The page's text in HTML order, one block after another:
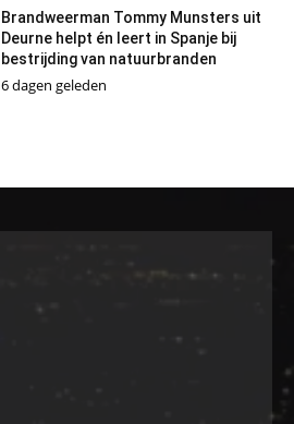
Brandweerman Tommy Munsters uit
Deurne helpt én leert in Spanje bij
bestrijding van natuurbranden
6 dagen geleden